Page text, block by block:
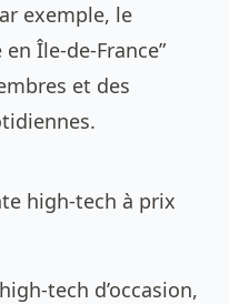
exemple, le
Île-de-France”
et des
high-tech à prix
tech d’occasion,